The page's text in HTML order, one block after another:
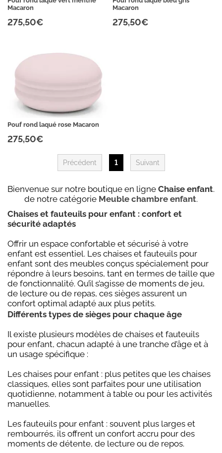
Macaron
275,50€
Macaron
275,50€
Pouf rond laqué rose Macaron
275,50€
Précédent 1 Suivant
Bienvenue sur notre boutique en ligne Chaise enfant.
de notre catégorie Meuble chambre enfant.
Chaises et fauteuils pour enfant : confort et
sécurité adaptés
Offrir un espace confortable et sécurisé à votre
enfant est essentiel. Les chaises et fauteuils pour
enfant sont des meubles conçus spécialement pour
répondre à leurs besoins, tant en termes de taille que
de fonctionnalité. Qu’il s’agisse de moments de jeu,
de lecture ou de repas, ces sièges assurent un
confort optimal adapté aux plus petits.
Différents types de sièges pour chaque âge
Il existe plusieurs modèles de chaises et fauteuils
pour enfant, chacun adapté à une tranche d’âge et à
un usage spécifique :
Les chaises pour enfant : plus petites que les chaises
classiques, elles sont parfaites pour une utilisation
quotidienne, notamment à table ou pour les activités
manuelles.
Les fauteuils pour enfant : souvent plus larges et
rembourrés, ils offrent un confort accru pour des
moments de détente, de lecture ou de repos.